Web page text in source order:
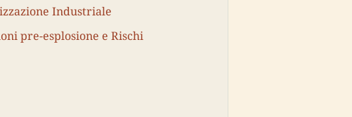
Industriale
pre-esplosione e Rischi